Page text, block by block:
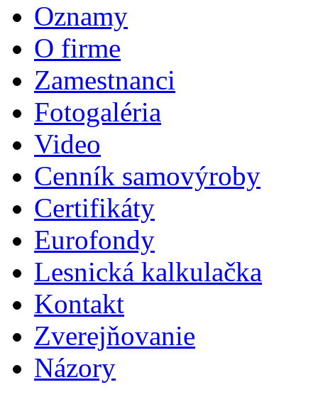
Oznamy
O firme
Zamestnanci
Fotogaléria
Video
Cenník samovýroby
Certifikáty
Eurofondy
Lesnická kalkulačka
Kontakt
Zverejňovanie
Názory